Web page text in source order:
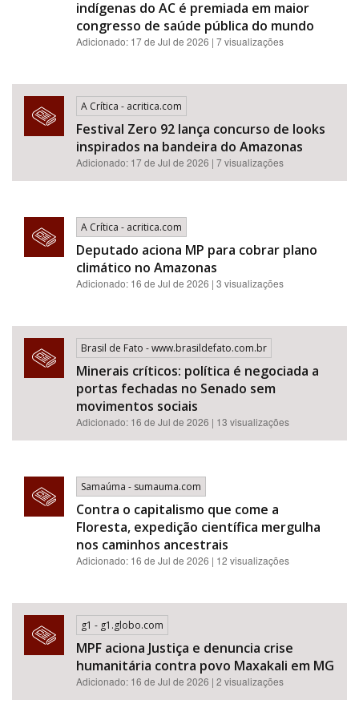
indígenas do AC é premiada em maior
congresso de saúde pública do mundo
Adicionado: 17 de Jul de 2026 | 7 visualizações
A Crítica - acritica.com
Festival Zero 92 lança concurso de looks
inspirados na bandeira do Amazonas
Adicionado: 17 de Jul de 2026 | 7 visualizações
A Crítica - acritica.com
Deputado aciona MP para cobrar plano
climático no Amazonas
Adicionado: 16 de Jul de 2026 | 3 visualizações
Brasil de Fato - www.brasildefato.com.br
Minerais críticos: política é negociada a
portas fechadas no Senado sem
movimentos sociais
Adicionado: 16 de Jul de 2026 | 13 visualizações
Samaúma - sumauma.com
Contra o capitalismo que come a
Floresta, expedição científica mergulha
nos caminhos ancestrais
Adicionado: 16 de Jul de 2026 | 12 visualizações
g1 - g1.globo.com
MPF aciona Justiça e denuncia crise
humanitária contra povo Maxakali em MG
Adicionado: 16 de Jul de 2026 | 2 visualizações